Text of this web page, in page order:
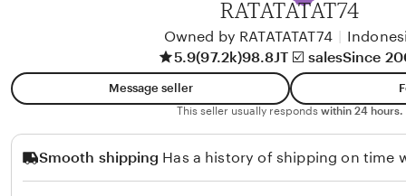
l
o
RATATATAT74
Owned by RATATATAT74
5.9(97.2k)98.8JT ☑️ salesSince
Message seller
This seller usually responds within 24 hours.
Smooth shipping Has a history of shipping on time